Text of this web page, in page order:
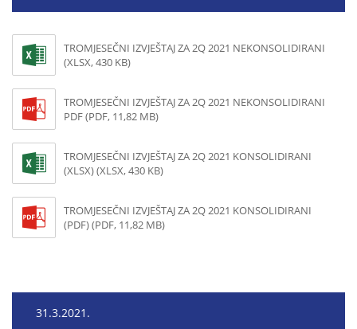
TROMJESEČNI IZVJEŠTAJ ZA 2Q 2021 NEKONSOLIDIRANI
(XLSX, 430 KB)
TROMJESEČNI IZVJEŠTAJ ZA 2Q 2021 NEKONSOLIDIRANI
PDF (PDF, 11,82 MB)
TROMJESEČNI IZVJEŠTAJ ZA 2Q 2021 KONSOLIDIRANI
(XLSX) (XLSX, 430 KB)
TROMJESEČNI IZVJEŠTAJ ZA 2Q 2021 KONSOLIDIRANI
(PDF) (PDF, 11,82 MB)
31.3.2021.